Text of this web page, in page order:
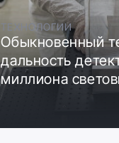
ТЕХНОЛОГИИ
Обыкновенный
дальность
миллиона